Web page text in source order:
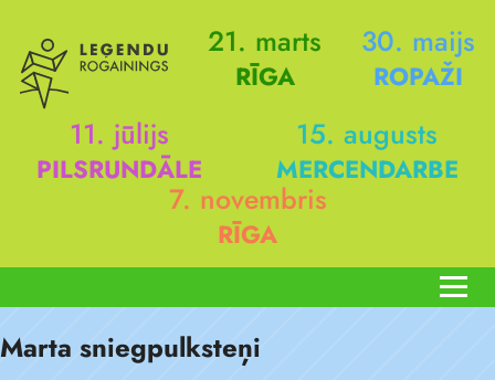
21. marts
RĪGA
30. maijs
ROPAŽI
11. jūlijs
PILSRUNDĀLE
15. augusts
MERCENDARBE
7. novembris
RĪGA
Marta sniegpulksteņi